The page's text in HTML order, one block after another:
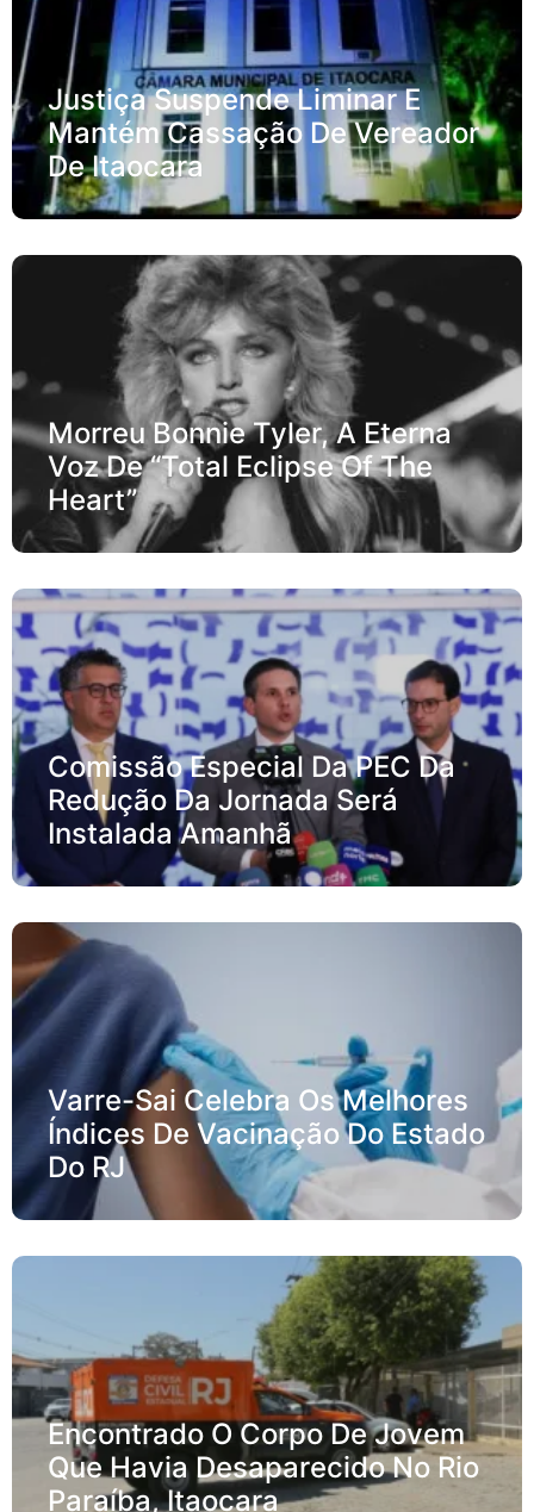
Justiça Suspende Liminar E
Mantém Cassação De Vereador
De Itaocara
Morreu Bonnie Tyler, A Eterna
Voz De “Total Eclipse Of The
Heart”
Comissão Especial Da PEC Da
Redução Da Jornada Será
Instalada Amanhã
Varre-Sai Celebra Os Melhores
Índices De Vacinação Do Estado
Do RJ
Encontrado O Corpo De Jovem
Que Havia Desaparecido No Rio
Paraíba, Itaocara